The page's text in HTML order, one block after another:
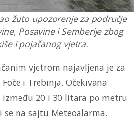
žuto upozorenje za područje
Posavine i Semberije zbog
i pojačanog vjetra.
vjetrom najavljena je za
i Trebinja. Očekivana
između 20 i 30 litara po metru
na sajtu Meteoalarma.